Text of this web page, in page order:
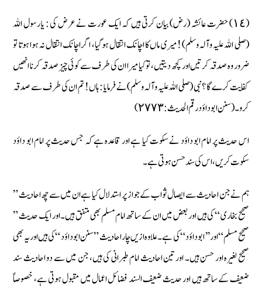
(١٤) حضرت عائشہ (رض) بیان کرتی ہیں کہ ایک عورت نے عرض کی : یا رسول اللہ
(صلی اللہ علیہ وآلہ وسلم) ! میری ماں کا اچانک انتقال ہوگیا، اگر اچانک انتقال نہ ہوا ہوتا تو
ضرور وہ صدقہ کرتیں اور کچھ دیتیں، تو کیا میرا ان کی طرف سے کوئی چیز صدقہ کرنا انھیں
کفایت کرے گا ؟ نبی (صلی اللہ علیہ وآلہ وسلم) نے فرمایا : ہاں ! تم ان کی طرف سے صدقہ
کرو۔ ( سنن ابو داؤد رقم الحدیث : ٢٧٧٣)
اس حدیث پر امام ابو داؤد نے سکوت کیا ہے اور قاعدہ ہے کہ جس حدیث پر امام ابو داؤد
سکوت کریں، اس کی سند حسن ہوتی ہے۔
ہم نے جن احادیث سے ایصال ثواب کے جواز پر استدلال کیا ہے ان میں سے چھ احادیث ”
صحیح بخاری “ کی ہیں اور بعض میں ان کے ساتھ امام مسلم بھی متفق ہیں۔ اور ایک حدیث ”
صحیح مسلم “ اور ’ ’ ابو داؤد “ کی ہے۔ علاوہ ازیں چار احادیث ” سنن ابو داؤد “ کی ہیں اور یہ بھی
صحیح لغیرہ اور حسن ہیں۔ اور تین احادیث امام طبرانی کی ہیں، جن میں سے دو احادیث سند
ضعیف کے ساتھ ہیں اور حدیث ضعیف السند فضائل اعمال میں مقبول ہوتی ہے، خصوصاً